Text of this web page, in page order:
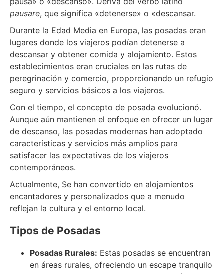
pausare, que significa «detenerse» o «descansar.
Durante la Edad Media en Europa, las posadas eran
lugares donde los viajeros podían detenerse a
descansar y obtener comida y alojamiento. Estos
establecimientos eran cruciales en las rutas de
peregrinación y comercio, proporcionando un refugio
seguro y servicios básicos a los viajeros.
Con el tiempo, el concepto de posada evolucionó.
Aunque aún mantienen el enfoque en ofrecer un lugar
de descanso, las posadas modernas han adoptado
características y servicios más amplios para
satisfacer las expectativas de los viajeros
contemporáneos.
Actualmente, Se han convertido en alojamientos
encantadores y personalizados que a menudo
reflejan la cultura y el entorno local.
Tipos de Posadas
Posadas Rurales: Estas posadas se encuentran
en áreas rurales, ofreciendo un escape tranquilo